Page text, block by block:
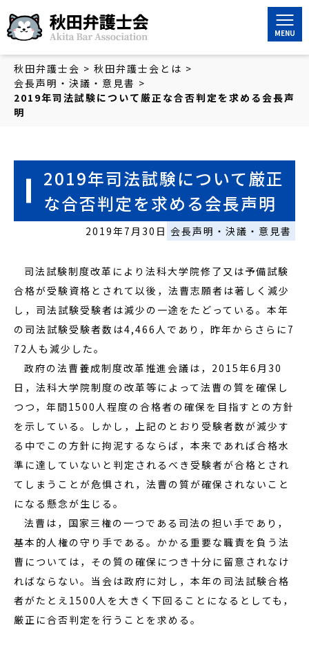
秋田弁護士会
秋田弁護士会 > 秋田弁護士会とは >
会長声明・決議・意見書 >
2019年司法試験について厳正な合否判定を求める会長声
明
2019年司法試験について厳正
な合否判定を求める会長声明
2019年7月30日 会長声明・決議・意見書
司法試験制度改革により法科大学院修了又は予備試験
合格が受験資格とされて以後，法曹志願者は著しく減少
し，司法試験受験者は減少の一途をたどっている。本年
の司法試験受験者数は4,466人であり，昨年からさらに 7
72人も減少した。
政府の法曹養成制度改革推進会議は， 2015年6 月 30
日，法科大学院制度の改革等によって法曹の質を確保し
つつ，年間1500人程度の合格者の確保を目指すとの方針
を示している。しかし，上記のとおり受験者数が減少す
る中でこの方針に拘泥するならば，本来であれば合格水
準に達していないと判定されるべき受験者が合格とされ
てしまうことが危惧され，法曹の質が確保されないこと
になる懸念が生じる。
法曹は，国家三権の一つである司法の担い手であり，
基本的人権の守り手である。かかる重要な職責を負う法
曹については，その質の確保につき十分に留意されなけ
ればならない。当会は政府に対し，本年の司法試験合格
者がたとえ 1500人を大きく下回ることになるとしても，
厳正に合否判定を行うことを求める。